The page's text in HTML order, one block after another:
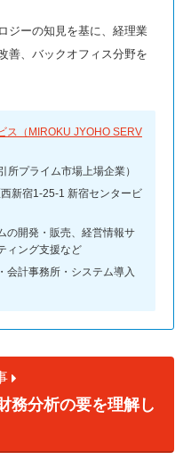
ジーの知見を基に、経理業
善、バックオフィス分野を
ス（MIROKU JYOHO SERV
プライム市場上場企業）
新宿1-25-1 新宿センタービ
の開発・販売、経営情報サ
ィング支援など
会計事務所・システム導入
務分析の要を理解し